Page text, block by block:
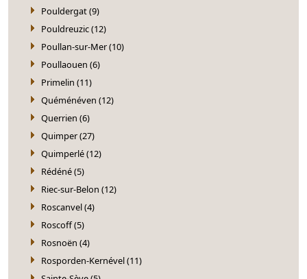
Pouldergat (9)
Pouldreuzic (12)
Poullan-sur-Mer (10)
Poullaouen (6)
Primelin (11)
Quéménéven (12)
Querrien (6)
Quimper (27)
Quimperlé (12)
Rédéné (5)
Riec-sur-Belon (12)
Roscanvel (4)
Roscoff (5)
Rosnoën (4)
Rosporden-Kernével (11)